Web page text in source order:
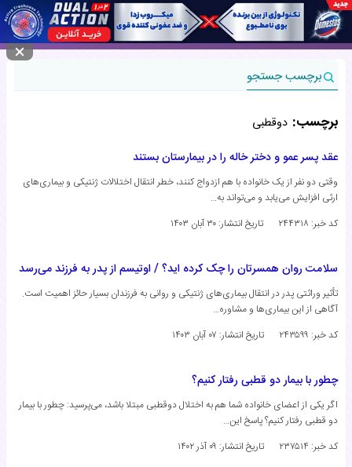
منوی سایت
برچسب جستجو
برچسب: دوقطبی
عقد پسر عمو و دختر خاله را در بیمارستان بستند
وقتی دو نفر از یک خانواده با هم ازدواج کنند، خطر انتقال اختلالات ژنتیکی و بیماری‌های
ارثی افزایش می‌یابد و می‌تواند به…
کد خبر: ۲۴۴۳۱۸
تاریخ انتشار: ۳۰ آبان ۱۴۰۳
سلامت روان همسرتان را چک کرده اید؟ / اوتیسم از پدر به فرزند می‌رسد
تأثیر وراثتی پدر در انتقال بیماری‌های ژنتیکی و روانی به فرزندان بسیار حائز اهمیت است.
آگاهی از این بیماری‌ها و مشاوره…
کد خبر: ۲۴۳۵۹۹
تاریخ انتشار: ۰۷ آبان ۱۴۰۳
چطور با بیمار دو قطبی رفتار کنیم؟
اگر یکی از اعضای خانواده شما هم به اختلال دوقطبی مبتلا باشد، می‌پرسید: چطور با بیمار
دو قطبی رفتار کنیم؟ پاسخ این…
کد خبر: ۲۳۷۵۱۴
تاریخ انتشار: ۰۹ آذر ۱۴۰۲